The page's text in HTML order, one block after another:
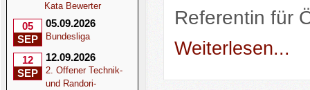
Kata Bewerter
05
SEP
05.09.2026
Bundesliga
12
SEP
12.09.2026
2. Offener Technik-
und Randori-
Referentin für
Weiterlesen...